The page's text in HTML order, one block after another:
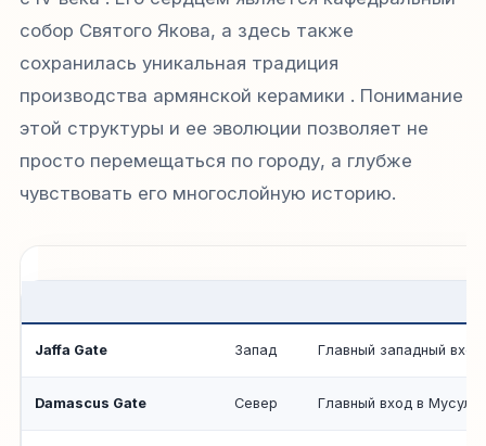
собор Святого Якова, а здесь также
сохранилась уникальная традиция
производства армянской керамики . Понимание
этой структуры и ее эволюции позволяет не
просто перемещаться по городу, а глубже
чувствовать его многослойную историю.
Jaffa Gate Запад Главный западный
Damascus Gate Север Главный вход в